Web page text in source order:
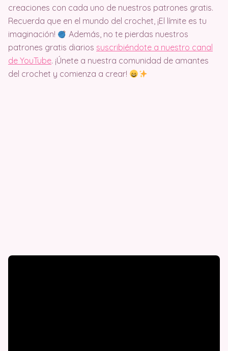
creaciones con cada uno de nuestros patrones gratis.
Recuerda que en el mundo del crochet, ¡El límite es tu
imaginación!
Además, no te pierdas nuestros
patrones gratis diarios suscribiéndote a nuestro canal
de YouTube. ¡Únete a nuestra comunidad de amantes
del crochet y comienza a crear!